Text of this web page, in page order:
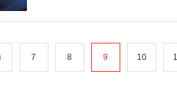
7 8 9 10